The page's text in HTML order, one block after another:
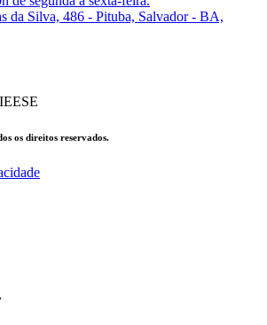
da Silva, 486 - Pituba, Salvador - BA,
os direitos reservados.